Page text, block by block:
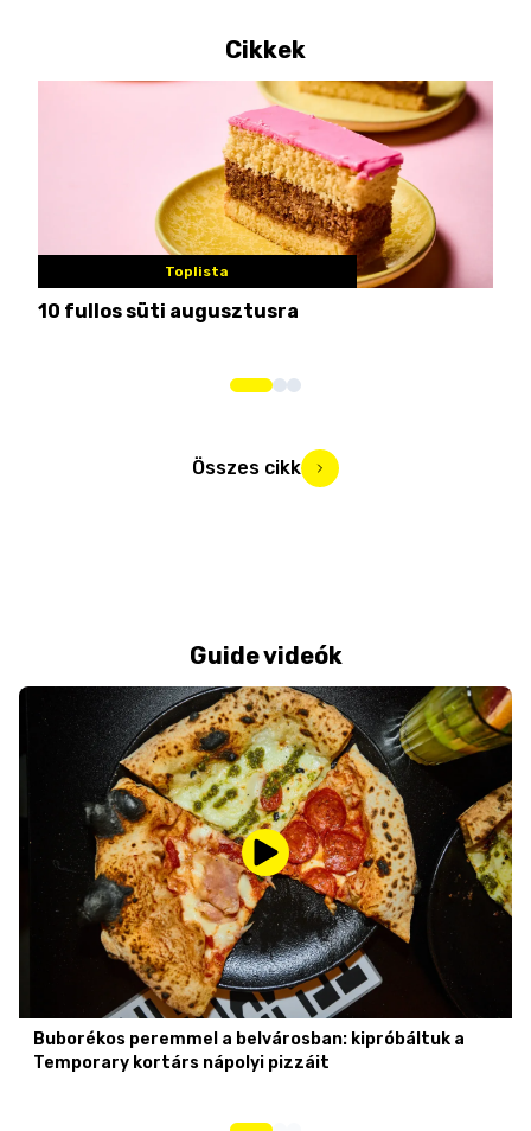
Cikkek
Toplista
10 fullos süti augusztusra
Összes cikk
Guide videók
Buborékos peremmel a belvárosban: kipróbáltuk a
Temporary kortárs nápolyi pizzáit